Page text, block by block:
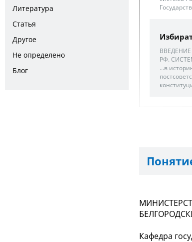
Литература
Статья
Другое
Не определено
Блог
РФ.
...в
Кафедра